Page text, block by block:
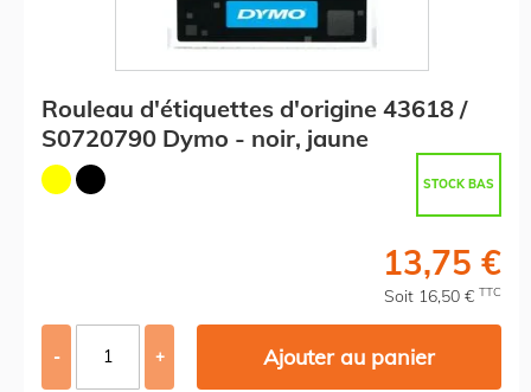
Rouleau d'étiquettes d'origine 43618 /
S0720790 Dymo - noir, jaune
STOCK BAS
13,75 €
Soit 16,50 € TTC
- + Ajouter au panier